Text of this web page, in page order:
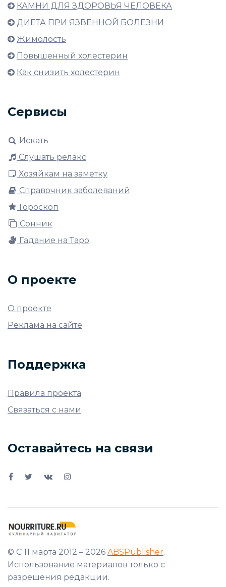
КАМНИ ДЛЯ ЗДОРОВЬЯ ЧЕЛОВЕКА
ДИЕТА ПРИ ЯЗВЕННОЙ БОЛЕЗНИ
Жимолость
Повышенный холестерин
Как снизить холестерин
Сервисы
Искать
Слушать релакс
Хозяйкам на заметку
Справочник заболеваний
Гороскоп
Сонник
Гадание на Таро
О проекте
О проекте
Реклама на сайте
Поддержка
Правила проекта
Связаться с нами
Оставайтесь на связи
© С 11 марта 2012 – 2026 ABSPublisher.
Использование материалов только с
разрешения редакции.